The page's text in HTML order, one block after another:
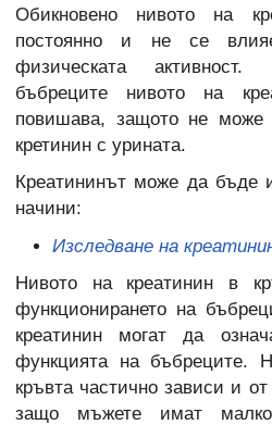
Обикновено нивото на
постоянно и не се
физическата
бъбреците нивото на
повишава, защото не може
кретинин с урината.
Креатининът може да бъде
начини:
Изследване на
Нивото на креатинин в
функционирането на
креатинин могат да
функцията на бъбреците.
кръвта частично зависи и
защо мъжете имат